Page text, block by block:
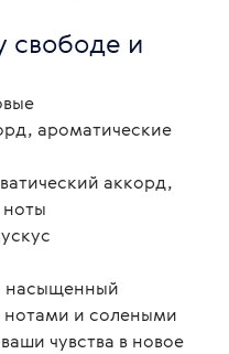
свободе и
ароматические
аккорд,
насыщенный
и солеными
чувства в новое